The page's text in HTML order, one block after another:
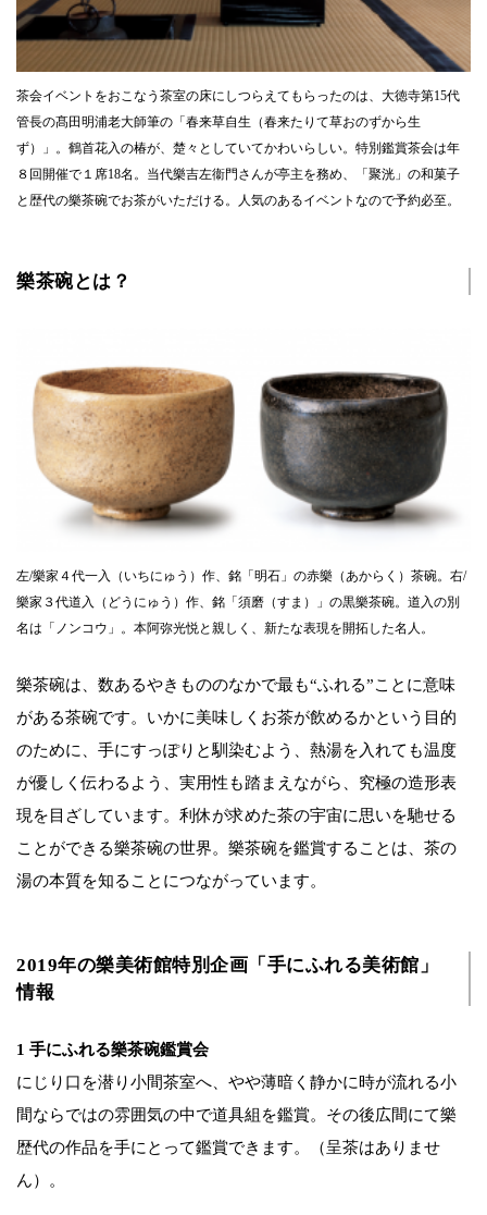
茶会イベントをおこなう茶室の床にしつらえてもらったのは、大徳寺第15代
管長の髙田明浦老大師筆の「春来草自生（春来たりて草おのずから生
ず）」。鶴首花入の椿が、楚々としていてかわいらしい。特別鑑賞茶会は年
８回開催で１席18名。当代樂吉左衞門さんが亭主を務め、「聚洸」の和菓子
と歴代の樂茶碗でお茶がいただける。人気のあるイベントなので予約必至。
樂茶碗とは？
左/樂家４代一入（いちにゅう）作、銘「明石」の赤樂（あからく）茶碗。右/
樂家３代道入（どうにゅう）作、銘「須磨（すま）」の黒樂茶碗。道入の別
名は「ノンコウ」。本阿弥光悦と親しく、新たな表現を開拓した名人。
樂茶碗は、数あるやきもののなかで最も“ふれる”ことに意味
がある茶碗です。いかに美味しくお茶が飲めるかという目的
のために、手にすっぽりと馴染むよう、熱湯を入れても温度
が優しく伝わるよう、実用性も踏まえながら、究極の造形表
現を目ざしています。利休が求めた茶の宇宙に思いを馳せる
ことができる樂茶碗の世界。樂茶碗を鑑賞することは、茶の
湯の本質を知ることにつながっています。
2019年の樂美術館特別企画「手にふれる美術館」
情報
1 手にふれる樂茶碗鑑賞会
にじり口を潜り小間茶室へ、やや薄暗く静かに時が流れる小
間ならではの雰囲気の中で道具組を鑑賞。その後広間にて樂
歴代の作品を手にとって鑑賞できます。（呈茶はありませ
ん）。